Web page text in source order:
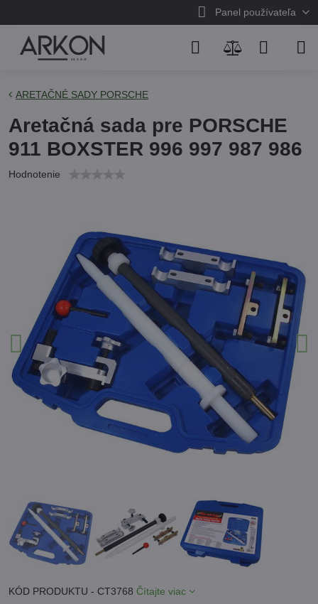
Panel používateľa
ARETAČNÉ SADY PORSCHE
Aretačná sada pre PORSCHE
911 BOXSTER 996 997 987 986
Hodnotenie
KÓD PRODUKTU - CT3768 Čítajte viac